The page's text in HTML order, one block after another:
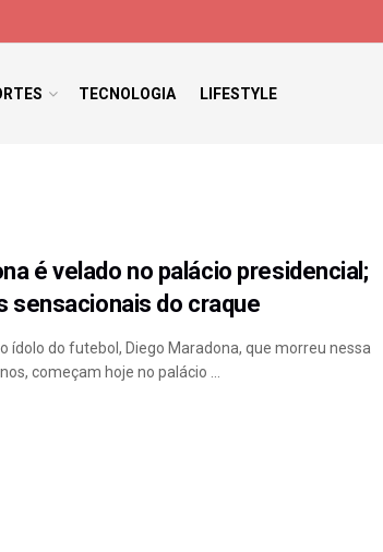
TECNOLOGIA LIFESTYLE
é velado no palácio presidencial;
sensacionais do craque
ídolo do futebol, Diego Maradona, que morreu nessa
começam hoje no palácio ...